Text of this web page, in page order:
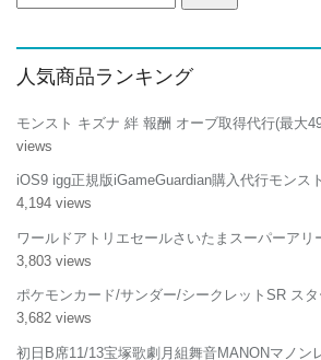
索:
人気商品ランキング
モンスト キズナ 絆 報酬 オーブ取得代行(最大
views
iOS9 igg正規版iGameGuardian購入代行モンス
4,194 views
ワールドアトリエセールさいたまスーパーアリ
3,803 views
ポケモンカード/サンダー/シークレットSR ス
3,682 views
初日B席11/13宝塚歌劇月組舞音MANONマノン